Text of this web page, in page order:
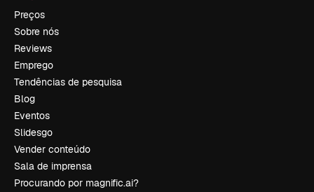
Preços
Sobre nós
Reviews
Emprego
Tendências de pesquisa
Blog
Eventos
Slidesgo
Vender conteúdo
Sala de imprensa
Procurando por magnific.ai?